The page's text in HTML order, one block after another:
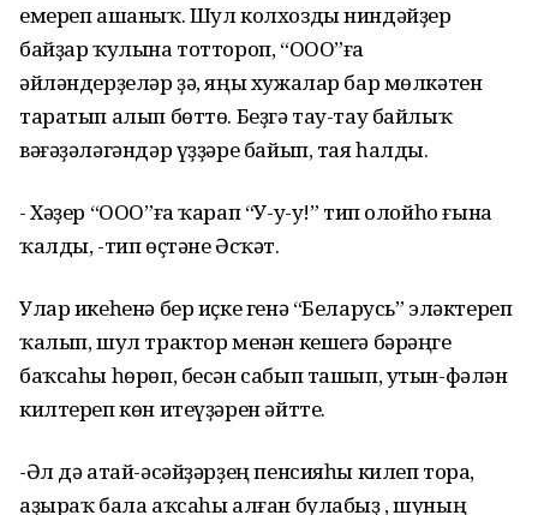
емереп ашаныҡ. Шул колхозды ниндәйҙер
байҙар ҡулына тоттороп, “ООО”ға
әйләндерҙеләр ҙә, яңы хужалар бар мөлкәтен
таратып алып бөттө. Беҙгә тау-тау байлыҡ
вәғәҙәләгәндәр үҙҙәре байып, тая һалды.
- Хәҙер “ООО”ға ҡарап “У-у-у!” тип олойһо ғына
ҡалды, -тип өҫтәне Әсҡәт.
Улар икеһенә бер иҫке генә “Беларусь” эләктереп
ҡалып, шул трактор менән кешегә бәрәңге
баҡсаһы һөрөп, бесән сабып ташып, утын-фәлән
килтереп көн итеүҙәрен әйтте.
-Әл дә атай-әсәйҙәрҙең пенсияһы килеп тора,
аҙыраҡ бала аҡсаһы алған булабыҙ , шуның